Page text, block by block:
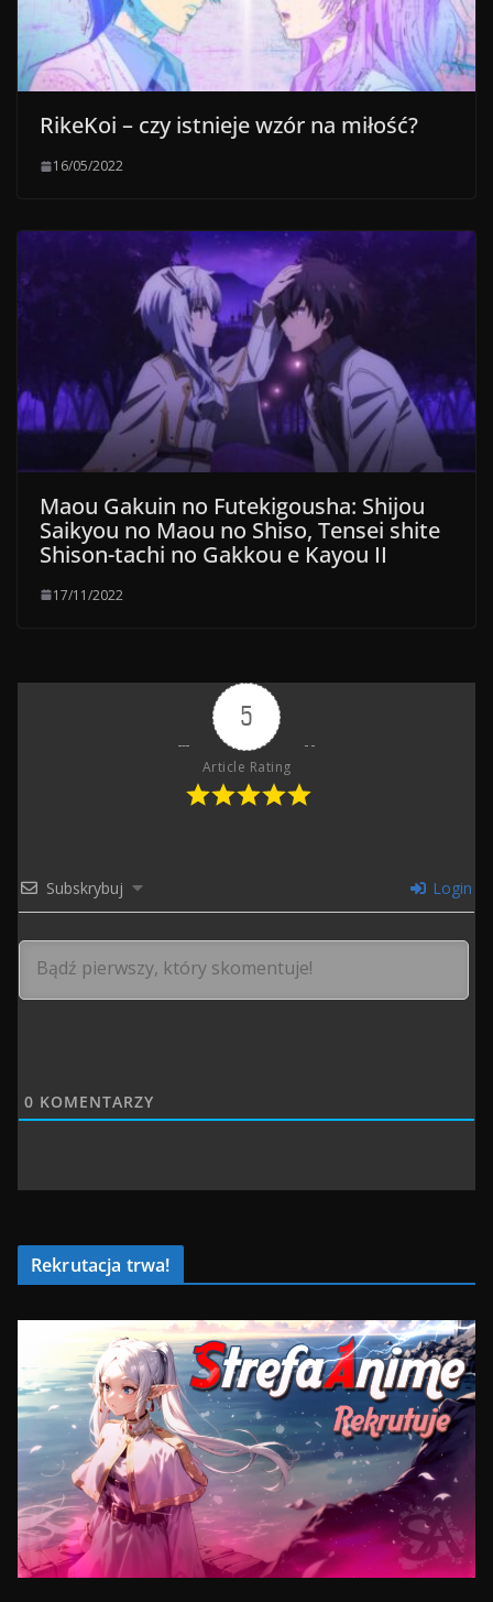
RikeKoi – czy istnieje wzór na miłość?
16/05/2022
Maou Gakuin no Futekigousha: Shijou
Saikyou no Maou no Shiso, Tensei shite
Shison-tachi no Gakkou e Kayou II
17/11/2022
5
Article Rating
Subskrybuj Login
0 KOMENTARZY
Rekrutacja trwa!